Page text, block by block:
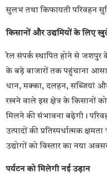
सुलभ तथा किफायती परिवहन
किसानों और उद्यमियों के लिए
रेल संपर्क स्थापित होने से जशपुर
के बड़े बाजारों तक पहुंचाना
धान, मक्का, दलहन, सब्जियां
रखने वाले इस क्षेत्र के किसानों
मिलने की संभावना बढ़ेगी।
उत्पादों की प्रतिस्पर्धात्मक
उद्योगों को विस्तार का नया
पर्यटन को मिलेगी नई उड़ान